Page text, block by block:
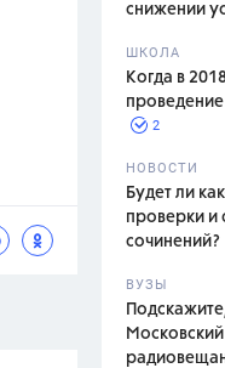
снижении
ШКОЛА
Когда в
2
НОВОСТИ
Будет ли
проверки и
сочинений?
ВУЗЫ
Московский